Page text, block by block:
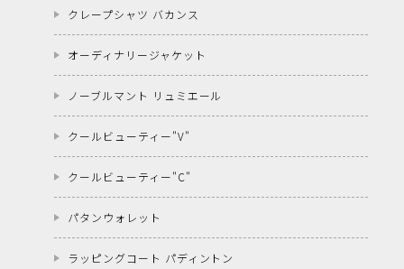
クレープシャツ バカンス
オーディナリージャケット
ノーブルマント リュミエール
クールビューティー"V"
クールビューティー"C"
パタンウォレット
ラッピングコート パディントン